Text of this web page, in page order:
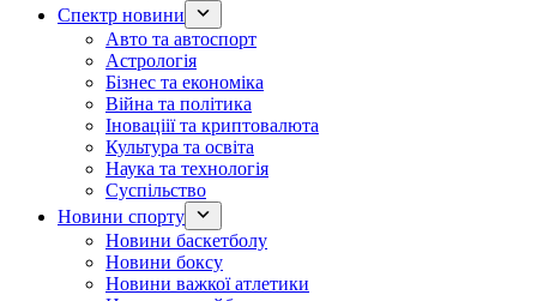
Спектр новини
Авто та автоспорт
Астрологія
Бізнес та економіка
Війна та політика
Іноваціії та криптовалюта
Культура та освіта
Наука та технологія
Суспільство
Новини спорту
Новини баскетболу
Новини боксу
Новини важкої атлетики